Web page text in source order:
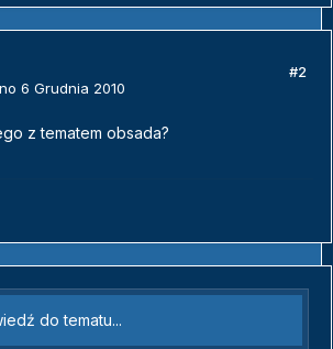
6 Grudnia 2010
#2
z tematem obsada?
do tematu...